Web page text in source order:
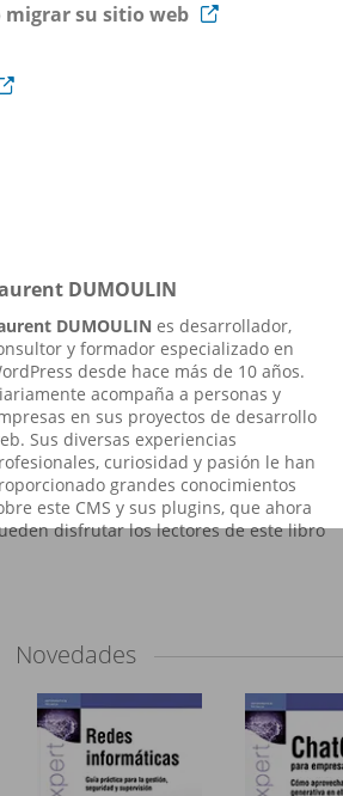
migrar su sitio web
DUMOULIN
DUMOULIN es desarrollador,
y formador especializado en
desde hace más de 10 años.
acompaña a personas y
en sus proyectos de desarrollo
Sus diversas experiencias
curiosidad y pasión le han
grandes conocimientos
este CMS y sus plugins, que ahora
disfrutar los lectores de este libro
Novedades